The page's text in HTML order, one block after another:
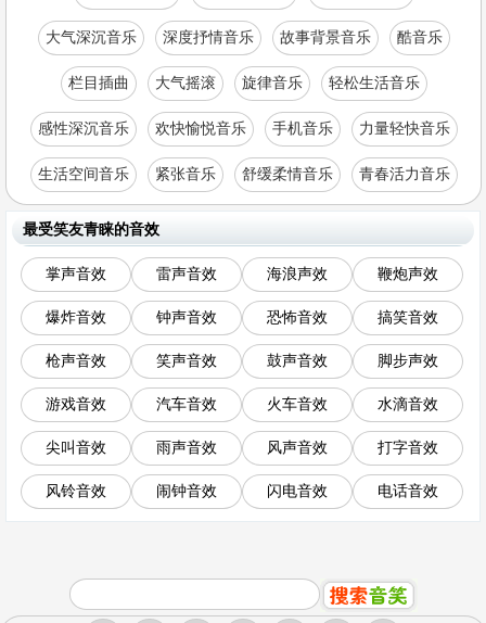
大气深沉音乐 深度抒情音乐 故事背景音乐 酷音乐
栏目插曲 大气摇滚 旋律音乐 轻松生活音乐
感性深沉音乐 欢快愉悦音乐 手机音乐 力量轻快音乐
生活空间音乐 紧张音乐 舒缓柔情音乐 青春活力音乐
最受笑友青睐的音效
掌声音效 雷声音效 海浪声效 鞭炮声效
爆炸音效 钟声音效 恐怖音效 搞笑音效
枪声音效 笑声音效 鼓声音效 脚步声效
游戏音效 汽车音效 火车音效 水滴音效
尖叫音效 雨声音效 风声音效 打字音效
风铃音效 闹钟音效 闪电音效 电话音效